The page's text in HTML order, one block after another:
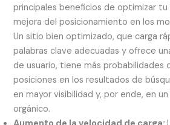
principales beneficios de optimizar
mejora del posicionamiento en los
Un sitio bien optimizado, que carga
palabras clave adecuadas y ofrece
de usuario, tiene más probabilidades
posiciones en los resultados de
en mayor visibilidad y, por ende, en
orgánico.